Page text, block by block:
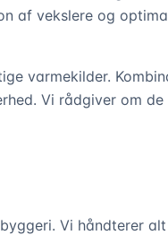
af vekslere og
varmekilder.
Vi rådgiver om
Vi håndterer